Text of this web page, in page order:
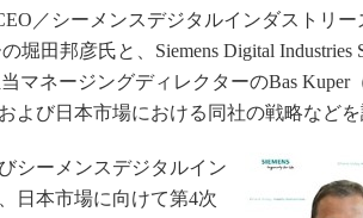
インダストリー4.0
イノベーション
製造業ビッグデータ
植物工場
知財マネジメント
／シーメンスデジタルインダストリー
田邦彦氏と、Siemens Digital Industries
マネージングディレクターのBas Kuper
よび日本市場における同社の戦略などを
シーメンスデジタルイン
日本市場に向けて第4次